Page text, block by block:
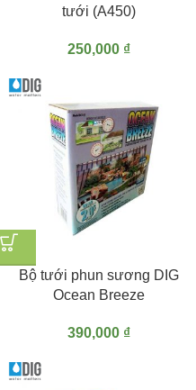
tưới (A450)
250,000 ₫
Bộ tưới phun sương DIG
Ocean Breeze
390,000 ₫